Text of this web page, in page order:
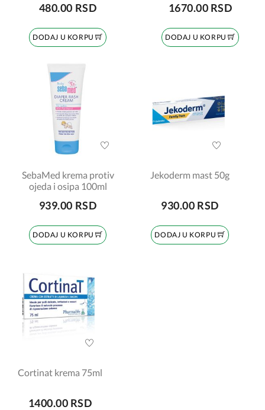
480.00 RSD
DODAJ U KORPU
1670.00 RSD
DODAJ U KORPU
SebaMed krema protiv
ojeda i osipa 100ml
939.00 RSD
DODAJ U KORPU
Jekoderm mast 50g
930.00 RSD
DODAJ U KORPU
Cortinat krema 75ml
1400.00 RSD